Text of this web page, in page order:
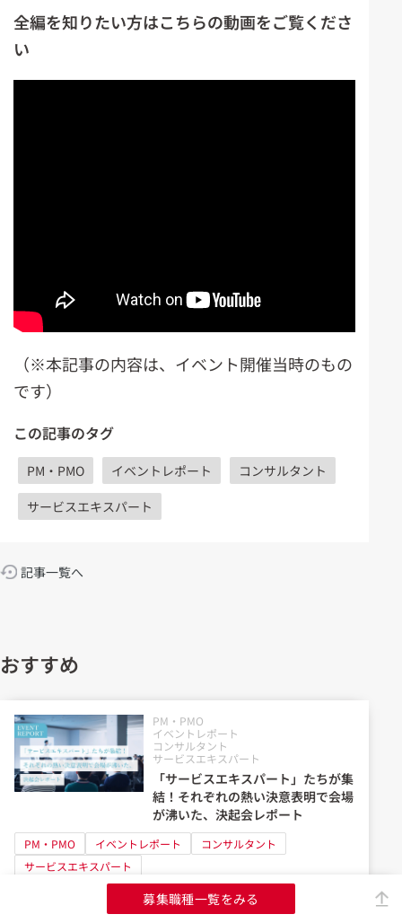
全編を知りたい方はこちらの動画をご覧くださ
い
（※本記事の内容は、イベント開催当時のもの
です）
この記事のタグ
PM・PMO イベントレポート
コンサルタント
サービスエキスパート
記事一覧へ
おすすめ
PM・PMO
イベントレポート
コンサルタント
サービスエキスパート
「サービスエキスパート」たちが集
結！それぞれの熱い決意表明で会場
が沸いた、決起会レポート
PM・PMO イベントレポート
コンサルタント
サービスエキスパート
PM・PMO
募集職種一覧をみる